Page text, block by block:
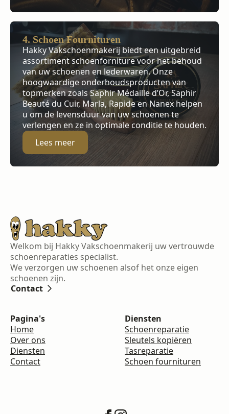
4. Schoen Fournituren
Hakky Vakschoenmakerij biedt een uitgebreid
assortiment schoenforniture voor het behoud
van uw schoenen en lederwaren. Onze
hoogwaardige onderhoudsproducten van
topmerken zoals Saphir Médaille d’Or, Saphir
Beauté du Cuir, Marla, Rapide en Nanex helpen
u om de levensduur van uw schoenen te
verlengen en ze in optimale conditie te houden.
Lees meer
Welkom bij Hakky Vakschoenmakerij uw vertrouwde
schoenreparaties specialist.
We verzorgen uw schoenen alsof het onze eigen
schoenen zijn.
Contact
Pagina's
Home
Over ons
Diensten
Contact
Diensten
Schoenreparatie
Sleutels kopiëren
Tasreparatie
Schoen fournituren